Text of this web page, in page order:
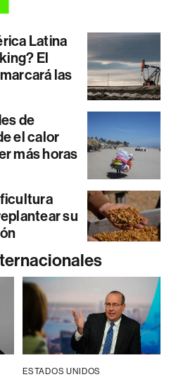
Latina
El
las
de
el calor
más horas
su
ESTADOS UNIDOS